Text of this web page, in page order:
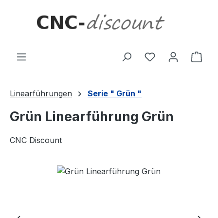
Linearführungen Serie " Grün "
Grün Linearführung Grün
CNC Discount
Bildergalerie überspringen